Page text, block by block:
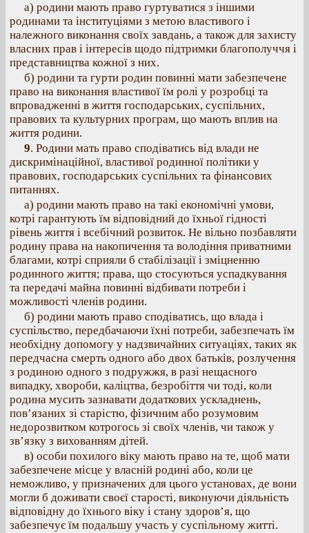
а) родини мають право гуртуватися з іншими
родинами та інституціями з метою властивого і
належного виконання своїх завдань, а також для захисту
власних прав і інтересів щодо підтримки благополуччя і
представництва кожної з них.
б) родини та гурти родин повинні мати забезпечене
право на виконання властивої їм ролі у розробці та
впровадженні в життя господарських, суспільних,
правових та культурних програм, що мають вплив на
життя родини.
9. Родини мать право сподіватись від влади не
дискримінаційної, властивої родинної політики у
правових, господарських суспільних та фінансових
питаннях.
а) родини мають право на такі економічні умови,
котрі гарантують їм відповідний до їхньої гідності
рівень життя і всебічний розвиток. Не вільно позбавляти
родину права на накопичення та володіння приватними
благами, котрі сприяли б стабілізації і зміцненню
родинного життя; права, що стосуються успадкування
та передачі майна повинні відбивати потреби і
можливості членів родини.
б) родини мають право сподіватись, що влада і
суспільство, передбачаючи їхні потреби, забезпечать їм
необхідну допомогу у надзвичайних ситуаціях, таких як
передчасна смерть одного або двох батьків, розлучення
з родиною одного з подружжя, в разі нещасного
випадку, хвороби, каліцтва, безробіття чи тоді, коли
родина мусить зазнавати додаткових ускладнень,
пов’язаних зі старістю, фізичним або розумовим
недорозвитком котрогось зі своїх членів, чи також у
зв’язку з вихованням дітей.
в) особи похилого віку мають право на те, щоб мати
забезпечене місце у власній родині або, коли це
неможливо, у призначених для цього установах, де вони
могли б доживати своєї старості, виконуючи діяльність
відповідну до їхнього віку і стану здоров’я, що
забезпечує їм подальшу участь у суспільному житті.